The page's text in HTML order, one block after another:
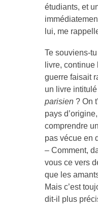
étudiants, et
lui, me
Te souviens-
livre,
guerre faisait
un livre intitulé
parisien? On
pays
comprendre
pas vécue en
– Comment,
vous ce vers
que les
Mais c’est
dit-il plus